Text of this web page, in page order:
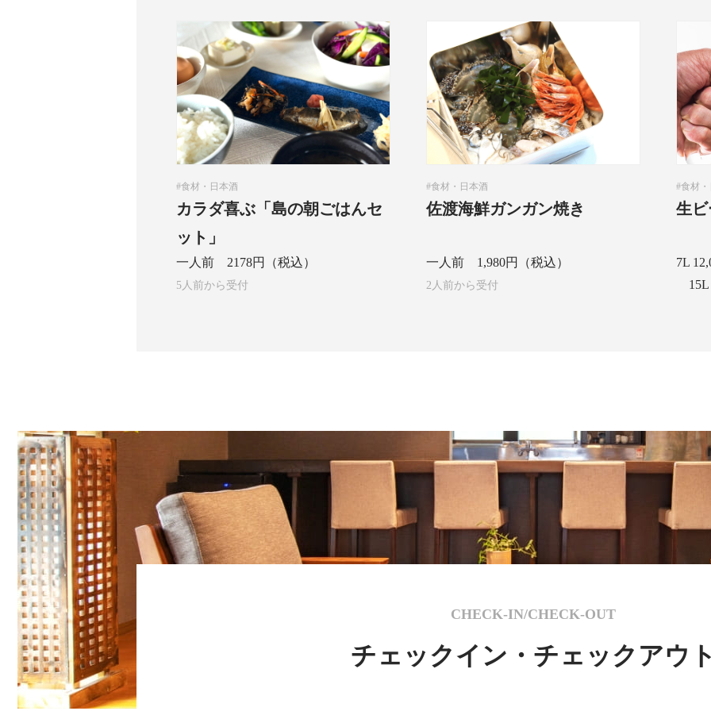
食材・日本酒
カラダ喜ぶ「島の朝ごはんセ
ット」
一人前 2178円（税込）
5人前から受付
食材・日本酒
佐渡海鮮ガンガン焼き
一人前 1,980円（税込）
2人前から受付
食材
生
7L
CHECK-IN/CHECK-OUT
チェックイン・チェックアウ